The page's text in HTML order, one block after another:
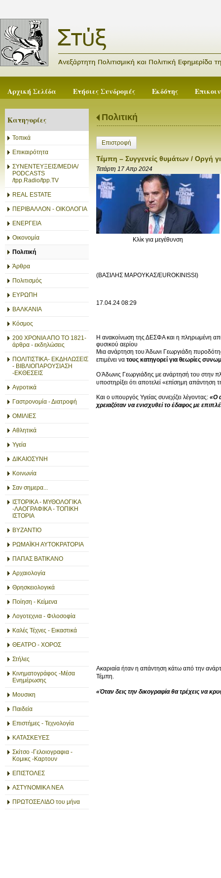
Αρχική Σελίδα Ετήσιες Συνδρομές Εκδότης
Κατηγορίες
Τοπικά
Επικαιρότητα
ΣΥΝΕΝΤΕΥΞΕΙΣ/MEDIA/
PODCASTS
/tpp.Radio/tpp.TV
REAL ESTATE
ΠΕΡΙΒΑΛΛΟΝ - ΟΙΚΟΛΟΓΙΑ
ΕΝΕΡΓΕΙΑ
Οικονομία
Πολιτική
Άρθρα
Πολιτισμός
ΕΥΡΩΠΗ
ΒΑΛΚΑΝΙΑ
Κόσμος
200 ΧΡΟΝΙΑ ΑΠΟ ΤΟ 1821-
άρθρα - εκδηλώσεις
ΠΟΛΙΤΙΣΤΙΚΑ- ΕΚΔΗΛΩΣΕΙΣ
- ΒΙΒΛΙΟΠΑΡΟΥΣΙΑΣΗ
-ΕΚΘΕΣΕΙΣ
Αγροτικά
Γαστρονομία - Διατροφή
ΟΜΙΛΙΕΣ
Αθλητικά
Υγεία
ΔΙΚΑΙΟΣΥΝΗ
Κοινωνία
Σαν σημερα...
ΙΣΤΟΡΙΚΑ - ΜΥΘΟΛΟΓΙΚΑ
-ΛΑΟΓΡΑΦΙΚΑ - ΤΟΠΙΚΗ
ΙΣΤΟΡΙΑ
ΒΥΖΑΝΤΙΟ
ΡΩΜΑΪΚΗ ΑΥΤΟΚΡΑΤΟΡΙΑ
ΠΑΠΑΣ ΒΑΤΙΚΑΝΟ
Αρχαιολογία
Θρησκειολογικά
Ποίηση - Κείμενα
Λογοτεχνια - Φιλοσοφία
Καλές Τέχνες - Εικαστικά
ΘΕΑΤΡΟ - ΧΟΡΟΣ
Στήλες
Κινηματογράφος -Μέσα
Ενημέρωσης
Μουσικη
Παιδεία
Επιστήμες - Τεχνολογία
ΚΑΤΑΣΚΕΥΕΣ
Σκίτσο -Γελοιογραφια -
Κομικς -Καρτουν
ΕΠΙΣΤΟΛΕΣ
ΑΣΤΥΝΟΜΙΚΑ ΝΕΑ
ΠΡΩΤΟΣΕΛΙΔΟ του μήνα
Πολιτική
Επιστροφή
Τέμπη – Συγγενείς θυμάτων / Οργή
Τετάρτη 17 Απρ 2024
Κλίκ για μεγέθυνση
(ΒΑΣΙΛΗΣ ΜΑΡΟΥΚΑΣ/EUROKINISSI)
17.04.24 08:29
Η ανακοίνωση της ΔΕΣΦΑ και η πληρωμένη
φυσικού αερίου
Μια ανάρτηση του Άδωνι Γεωργιάδη
επιμένει να τους κατηγορεί για θεωρίες
Ο Άδωνις Γεωργιάδης με ανάρτησή του στην
υποστηρίξει ότι αποτελεί «επίσημη απάντηση
Και ο υπουργός Υγείας συνεχίζει λέγοντας: «Ο
χρειαζόταν να ενισχυθεί το έδαφος με
Ακαριαία ήταν η απάντηση κάτω από την
Τέμπη.
«Όταν δεις την δικογραφία θα τρέχεις να